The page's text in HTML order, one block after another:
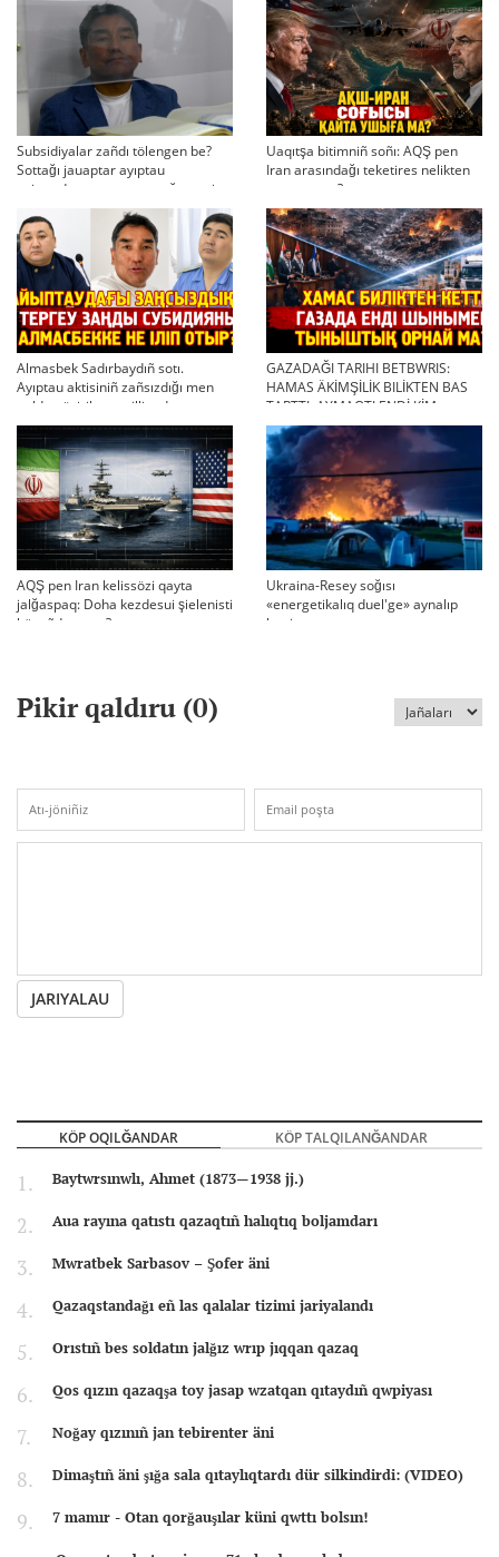
Subsidiyalar zañdı tölengen be?
Sottağı jauaptar ayıptau
twjırımdarın qayta qarauğa negiz
bola ala ma?
Uaqıtşa bitimniñ soñı: AQŞ pen
Iran arasındağı teketires nelikten
qayta uşıqtı?
Almasbek Sadırbaydıñ sotı.
Ayıptau aktisiniñ zañsızdığı men
qoldan ösirilgen milliondar
GAZADAĞI TARIHI BETBWRIS:
HAMAS ÄKİMŞİLİK BILİKTEN BAS
TARTTI. AYMAQTI ENDİ KİM
BASQARADI?
AQŞ pen Iran kelissözi qayta
jalğaspaq: Doha kezdesui şielenisti
bäseñdete me?
Ukraina-Resey soğısı
«energetikalıq duel'ge» aynalıp
ketti
Pikir qaldıru (0)
JARIYALAU
KÖP OQILĞANDAR KÖP TALQILANĞANDAR
Baytwrsınwlı, Ahmet (1873—1938 jj.)
Aua rayına qatıstı qazaqtıñ halıqtıq boljamdarı
Mwratbek Sarbasov – Şofer äni
Qazaqstandağı eñ las qalalar tizimi jariyalandı
Orıstıñ bes soldatın jalğız wrıp jıqqan qazaq
Qos qızın qazaqşa toy jasap wzatqan qıtaydıñ qwpiyası
Noğay qızınıñ jan tebirenter äni
Dimaştıñ äni şığa sala qıtaylıqtardı dür silkindirdi: (VIDEO)
7 mamır - Otan qorğauşılar küni qwttı bolsın!